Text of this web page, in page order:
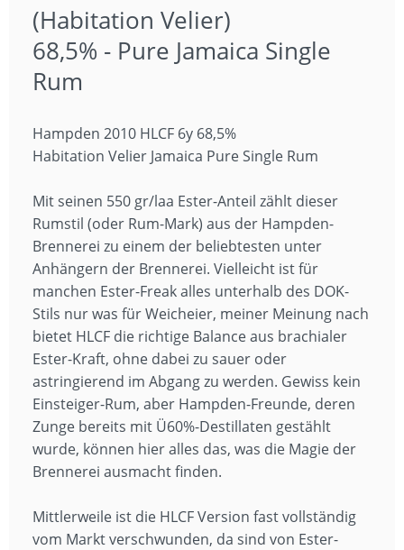
(Habitation Velier)
68,5% - Pure Jamaica Single
Rum
Hampden 2010 HLCF 6y 68,5%
Habitation Velier Jamaica Pure Single Rum
Mit seinen 550 gr/laa Ester-Anteil zählt dieser
Rumstil (oder Rum-Mark) aus der Hampden-
Brennerei zu einem der beliebtesten unter
Anhängern der Brennerei. Vielleicht ist für
manchen Ester-Freak alles unterhalb des DOK-
Stils nur was für Weicheier, meiner Meinung nach
bietet HLCF die richtige Balance aus brachialer
Ester-Kraft, ohne dabei zu sauer oder
astringierend im Abgang zu werden. Gewiss kein
Einsteiger-Rum, aber Hampden-Freunde, deren
Zunge bereits mit Ü60%-Destillaten gestählt
wurde, können hier alles das, was die Magie der
Brennerei ausmacht finden.
Mittlerweile ist die HLCF Version fast vollständig
vom Markt verschwunden, da sind von Ester-